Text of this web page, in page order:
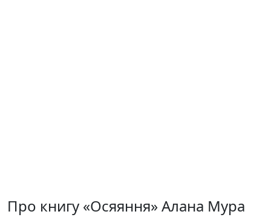
Про книгу «Осяяння» Алана Мура